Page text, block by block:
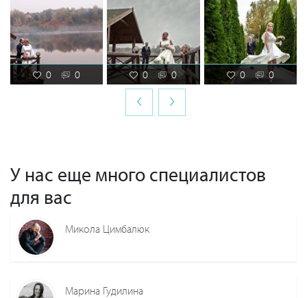
0 0 0 0 0 0
‹ ›
У нас еще много специалистов
для вас
Микола Цимбалюк
Марина Гудилина